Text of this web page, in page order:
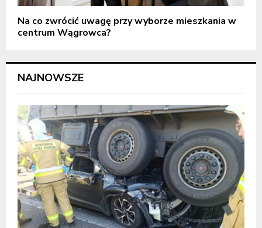
Na co zwrócić uwagę przy wyborze mieszkania w
centrum Wągrowca?
NAJNOWSZE